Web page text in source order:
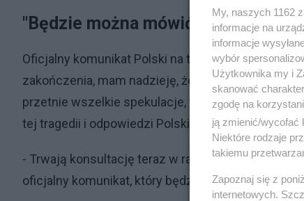
"Będzie można mówić oficjalnie o
Oficjalny komunikat Polski na temat przyczyn
zakończenia, mam nadzieję, że to nastąpi
przetnie wszelkie spekulacje, wszelkie
tej tragedii i odpowiedzi Polski na tę sytuację -
- Trwają konsultację teraz w ramach NATO i w tej
oficjalny komunikat, który będzie skutkował
My, naszych 1162
informacje na
informacje
wybór
Użytkownika my i
skanować
zgodę na
ją zmienić/wycofać
Niektóre rodzaje
takiemu
Zapoznaj się z
internetowych.